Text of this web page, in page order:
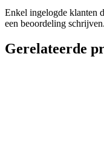
Enkel ingelogde klanten
een beoordeling schrijven.
Gerelateerde